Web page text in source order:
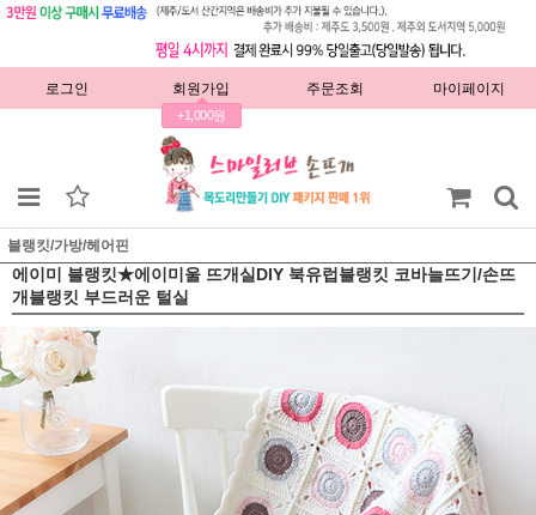
로그인 회원가입
+1,000원
주문조회 마이페이지
블랭킷/가방/헤어핀
에이미 블랭킷★에이미울 뜨개실DIY 북유럽블랭킷 코바늘뜨기/손뜨
개블랭킷 부드러운 털실